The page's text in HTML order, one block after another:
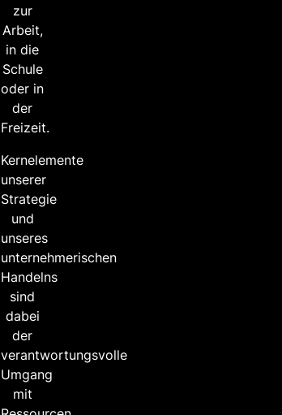
zur
Arbeit,
in die
Schule
oder in
der
Freizeit.
Kernelemente
unserer
Strategie
und
unseres
unternehmerischen
Handelns
sind
dabei
der
verantwortungsvolle
Umgang
mit